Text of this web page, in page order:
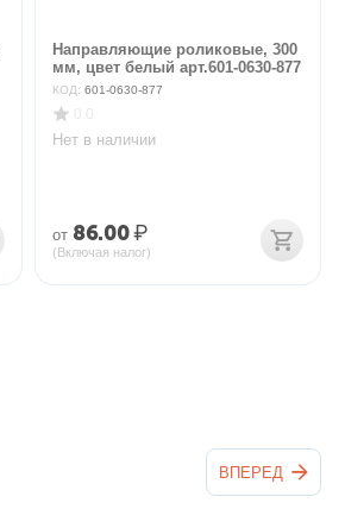
Направляющие роликовые, 300
мм, цвет белый арт.601-0630-877
КОД: 601-0630-877
Нет в наличии
от 86.00₽
(Включая налог)
ВПЕРЕД